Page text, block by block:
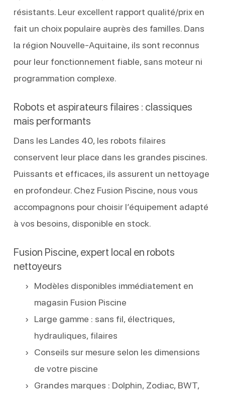
résistants. Leur excellent rapport qualité/prix en
fait un choix populaire auprès des familles. Dans
la région Nouvelle-Aquitaine, ils sont reconnus
pour leur fonctionnement fiable, sans moteur ni
programmation complexe.
Robots et aspirateurs filaires : classiques
mais performants
Dans les Landes 40, les robots filaires
conservent leur place dans les grandes piscines.
Puissants et efficaces, ils assurent un nettoyage
en profondeur. Chez Fusion Piscine, nous vous
accompagnons pour choisir l’équipement adapté
à vos besoins, disponible en stock.
Fusion Piscine, expert local en robots
nettoyeurs
Modèles disponibles immédiatement en
magasin Fusion Piscine
Large gamme : sans fil, électriques,
hydrauliques, filaires
Conseils sur mesure selon les dimensions
de votre piscine
Grandes marques : Dolphin, Zodiac, BWT,